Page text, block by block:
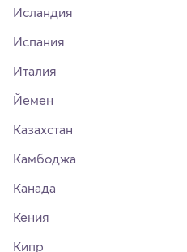
Исландия
Испания
Италия
Йемен
Казахстан
Камбоджа
Канада
Кения
Кипр